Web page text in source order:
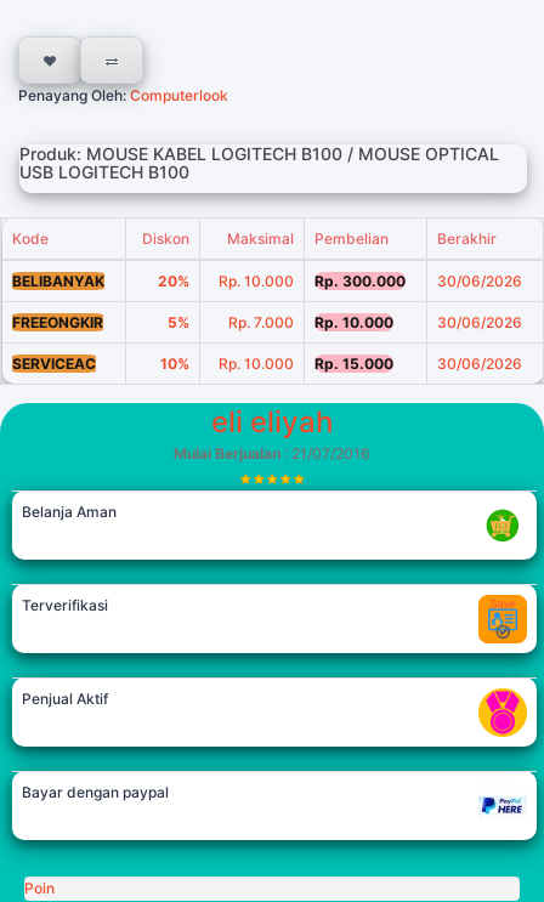
Penayang Oleh:Computerlook
Produk: MOUSE KABEL LOGITECH B100 / MOUSE OPTICAL
USB LOGITECH B100
Kode Diskon Maksimal Pembelian Berakhir
BELIBANYAK 20% Rp. 10.000 Rp. 300.000 30/06/2026
FREEONGKIR 5% Rp. 7.000 Rp. 10.000 30/06/2026
SERVICEAC 10% Rp. 10.000 Rp. 15.000 30/06/2026
eli eliyah
Mulai Berjualan : 21/07/2016
Belanja Aman
Terverifikasi
Penjual Aktif
Bayar dengan paypal
Poin